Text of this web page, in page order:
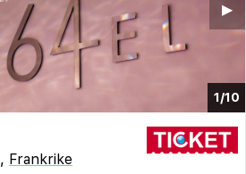
1/10
▶︎
, Frankrike